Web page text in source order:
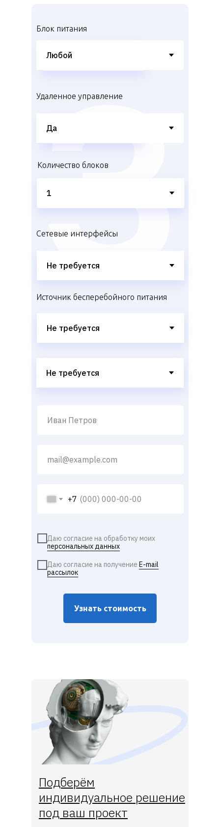
Блок питания
Удаленное управление
+7
Узнать стоимость
Количество блоков
Источник бесперебойного питания
Сетевые интерфейсы
Даю согласие на обработку моих
персональных данных
Даю согласие на получение E-mail
рассылок
Подберём
индивидуальное решение
под ваш проект